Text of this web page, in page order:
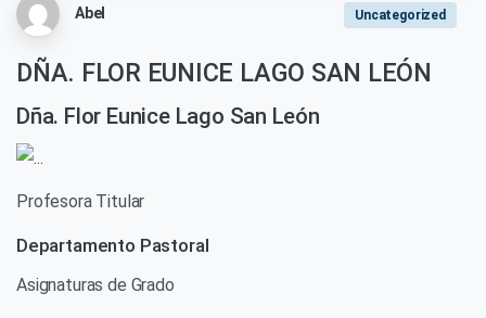
Abel Uncategorized
DÑA. FLOR EUNICE LAGO SAN LEÓN
Dña. Flor Eunice Lago San León
Profesora Titular
Departamento Pastoral
Asignaturas de Grado